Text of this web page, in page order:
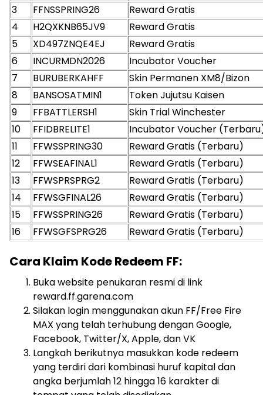
3
FFNSSPRING26
Reward Gratis
4
H2QXKNB65JV9
Reward Gratis
5
XD497ZNQE4EJ
Reward Gratis
6
INCURMDN2026
Incubator Voucher
7
BURUBERKAHFF
Skin Permanen XM8/Bizon
8
BANSOSATMIN1
Token Jujutsu Kaisen
9
FFBATTLERSH1
Skin Trial Winchester
10
FFIDBRELITE1
Incubator Voucher
11
FFWSSPRING30
Reward Gratis (Terbaru)
12
FFWSEAFINAL1
Reward Gratis (Terbaru)
13
FFWSPRSPRG2
Reward Gratis (Terbaru)
14
FFWSGFINAL26
Reward Gratis (Terbaru)
15
FFWSSPRING26
Reward Gratis (Terbaru)
16
FFWSGFSPRG26 Reward Gratis (Terbaru)
Cara Klaim Kode Redeem FF:
Buka website penukaran resmi di link
reward.ff.garena.com
Silakan login menggunakan akun FF/Free Fire
MAX yang telah terhubung dengan Google,
Facebook, Twitter/X, Apple, dan VK
Langkah berikutnya masukkan kode redeem
yang terdiri dari kombinasi huruf kapital dan
angka berjumlah 12 hingga 16 karakter di